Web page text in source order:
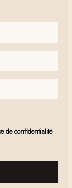
de confidentialité